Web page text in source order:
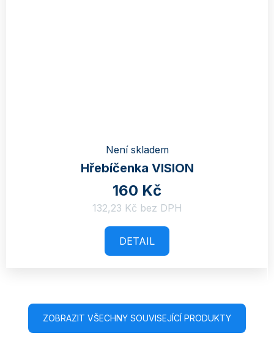
Není skladem
Hřebíčenka VISION
160 Kč
132,23 Kč bez DPH
DETAIL
ZOBRAZIT VŠECHNY SOUVISEJÍCÍ PRODUKTY